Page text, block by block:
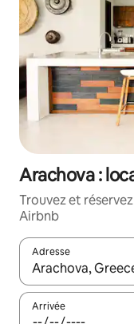
Arachova :
Trouvez et
Airbnb
Adresse
Lorsque les
Arrivée